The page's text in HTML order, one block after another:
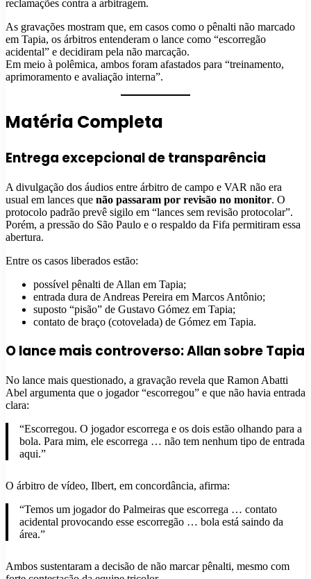
reclamações contra a arbitragem.
As gravações mostram que, em casos como o pênalti não marcado
em Tapia, os árbitros entenderam o lance como “escorregão
acidental” e decidiram pela não marcação.
Em meio à polêmica, ambos foram afastados para “treinamento,
aprimoramento e avaliação interna”.
Matéria Completa
Entrega excepcional de transparência
A divulgação dos áudios entre árbitro de campo e VAR não era
usual em lances que não passaram por revisão no monitor. O
protocolo padrão prevê sigilo em “lances sem revisão protocolar”.
Porém, a pressão do São Paulo e o respaldo da Fifa permitiram essa
abertura.
Entre os casos liberados estão:
possível pênalti de Allan em Tapia;
entrada dura de Andreas Pereira em Marcos Antônio;
suposto “pisão” de Gustavo Gómez em Tapia;
contato de braço (cotovelada) de Gómez em Tapia.
O lance mais controverso: Allan sobre Tapia
No lance mais questionado, a gravação revela que Ramon Abatti
Abel argumenta que o jogador “escorregou” e que não havia entrada
clara:
“Escorregou. O jogador escorrega e os dois estão olhando para a
bola. Para mim, ele escorrega … não tem nenhum tipo de entrada
aqui.”
O árbitro de vídeo, Ilbert, em concordância, afirma:
“Temos um jogador do Palmeiras que escorrega … contato
acidental provocando esse escorregão … bola está saindo da
área.”
Ambos sustentaram a decisão de não marcar pênalti, mesmo com